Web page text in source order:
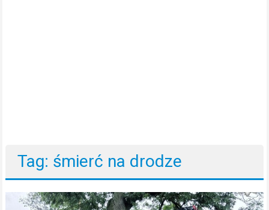
Tag: śmierć na drodze